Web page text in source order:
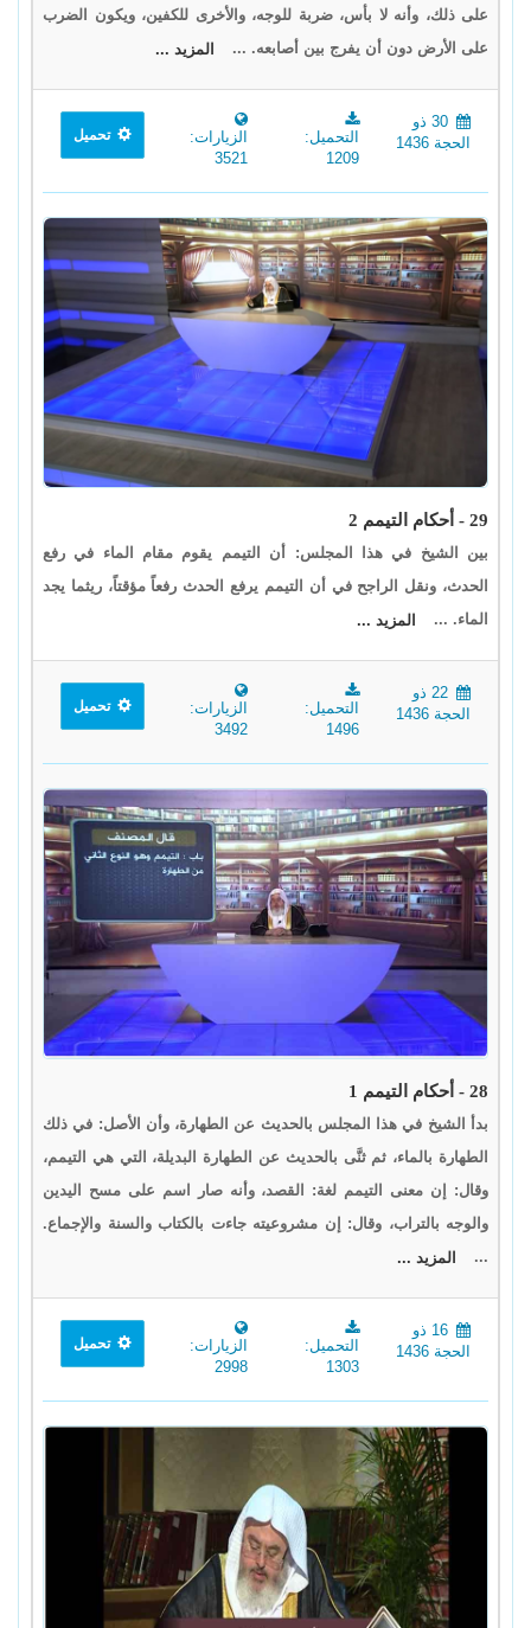
على ذلك، وأنه لا بأس، ضربة للوجه، والأخرى للكفين، ويكون الضرب
على الأرض دون أن يفرج بين أصابعه. ...
المزيد ...
30 ذو
الحجة 1436
التحميل:
1209
الزيارات:
3521
تحميل
29 - أحكام التيمم 2
بين الشيخ في هذا المجلس: أن التيمم يقوم مقام الماء في رفع
الحدث، ونقل الراجح في أن التيمم يرفع الحدث رفعاً مؤقتاً، ريثما يجد
الماء. ...
المزيد ...
22 ذو
الحجة 1436
التحميل:
1496
الزيارات:
3492
تحميل
28 - أحكام التيمم 1
بدأ الشيخ في هذا المجلس بالحديث عن الطهارة، وأن الأصل: في ذلك
الطهارة بالماء، ثم ثنَّى بالحديث عن الطهارة البديلة، التي هي التيمم،
وقال: إن معنى التيمم لغة: القصد، وأنه صار اسم على مسح اليدين
والوجه بالتراب، وقال: إن مشروعيته جاءت بالكتاب والسنة والإجماع.
...
المزيد ...
16 ذو
الحجة 1436
التحميل:
1303
الزيارات:
2998
تحميل